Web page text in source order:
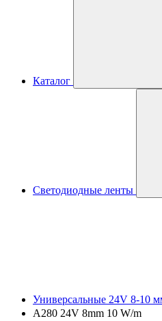
Каталог
Светодиодные ленты
Универсальные 24V 8-10
A280 24V 8mm 10 W/m